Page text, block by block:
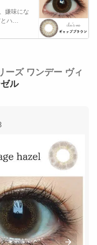
嫌味にな
。 私の目だとハ…
ーズ ワンデー ヴィ
ル